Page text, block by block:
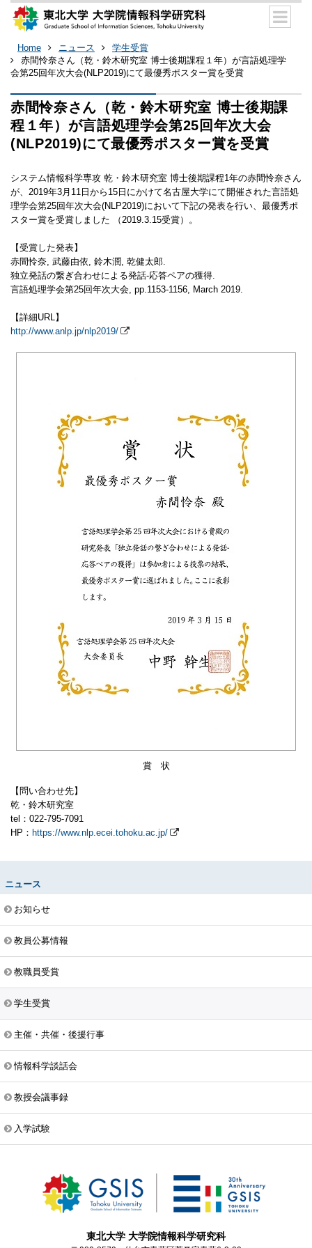
Home ニュース
学生受賞
赤間怜奈さん（乾・鈴木研究室 博士後期課程１年）が言語処理学
会第25回年次大会(NLP2019)にて最優秀ポスター賞を受賞
赤間怜奈さん（乾・鈴木研究室 博士後期課
程１年）が言語処理学会第25回年次大会
(NLP2019)にて最優秀ポスター賞を受賞
システム情報科学専攻 乾・鈴木研究室 博士後期課程1年の赤間怜奈さん
が、2019年3月11日から15日にかけて名古屋大学にて開催された言語処
理学会第25回年次大会(NLP2019)において下記の発表を行い、最優秀ポ
スター賞を受賞しました （2019.3.15受賞）。
【受賞した発表】
赤間怜奈, 武藤由依, 鈴木潤, 乾健太郎.
独立発話の繋ぎ合わせによる発話-応答ペアの獲得.
言語処理学会第25回年次大会, pp.1153-1156, March 2019.
【詳細URL】
http://www.anlp.jp/nlp2019/
賞 状
【問い合わせ先】
乾・鈴木研究室
tel：022-795-7091
HP： https://www.nlp.ecei.tohoku.ac.jp/
ニュース
お知らせ
教員公募情報
教職員受賞
学生受賞
主催・共催・後援行事
情報科学談話会
教授会議事録
入学試験
東北大学 大学院情報科学研究科